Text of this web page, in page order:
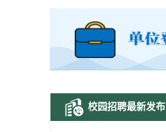
校园招聘最新发布